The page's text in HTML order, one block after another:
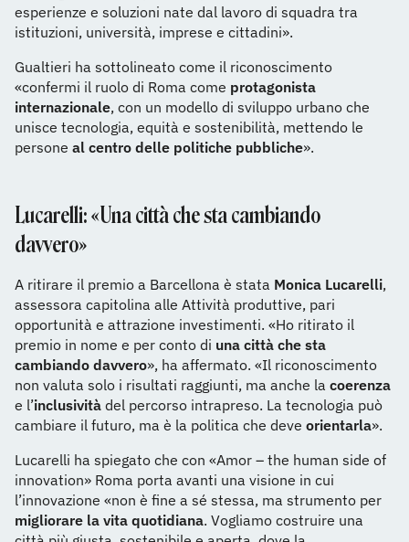
esperienze e soluzioni nate dal lavoro di squadra tra
istituzioni, università, imprese e cittadini».
Gualtieri ha sottolineato come il riconoscimento
«confermi il ruolo di Roma come protagonista
internazionale, con un modello di sviluppo urbano che
unisce tecnologia, equità e sostenibilità, mettendo le
persone al centro delle politiche pubbliche».
Lucarelli: «Una città che sta cambiando
davvero»
A ritirare il premio a Barcellona è stata Monica Lucarelli,
assessora capitolina alle Attività produttive, pari
opportunità e attrazione investimenti. «Ho ritirato il
premio in nome e per conto di una città che sta
cambiando davvero», ha affermato. «Il riconoscimento
non valuta solo i risultati raggiunti, ma anche la coerenza
e l’inclusività del percorso intrapreso. La tecnologia può
cambiare il futuro, ma è la politica che deve orientarla».
Lucarelli ha spiegato che con «Amor – the human side of
innovation» Roma porta avanti una visione in cui
l’innovazione «non è fine a sé stessa, ma strumento per
migliorare la vita quotidiana. Vogliamo costruire una